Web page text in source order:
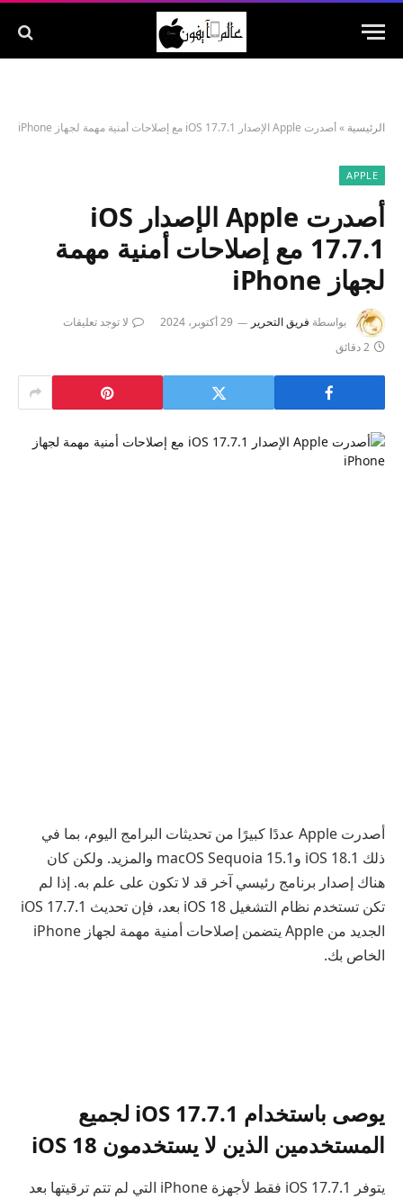
الرئيسية »أصدرت Apple الإصدار iOS 17.7.1 مع إصلاحات أمنية مهمة لجهاز iPhone
APPLE
أصدرت Apple الإصدار iOS
17.7.1 مع إصلاحات أمنية مهمة
لجهاز iPhone
بواسطة فريق التحرير 29 أكتوبر، 2024
لا توجد تعليقات
2 دقائق
أصدرت Apple عددًا كبيرًا من تحديثات البرامج اليوم، بما في
ذلك iOS 18.1 وmacOS Sequoia 15.1 والمزيد. ولكن كان
هناك إصدار برنامج رئيسي آخر قد لا تكون على علم به. إذا لم
تكن تستخدم نظام التشغيل iOS 18 بعد، فإن تحديث iOS 17.7.1
الجديد من Apple يتضمن إصلاحات أمنية مهمة لجهاز iPhone
الخاص بك.
يوصى باستخدام iOS 17.7.1 لجميع
المستخدمين الذين لا يستخدمون iOS 18
يتوفر iOS 17.7.1 فقط لأجهزة iPhone التي لم تتم ترقيتها بعد